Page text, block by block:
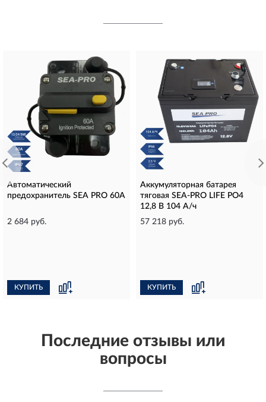
Автоматический
предохранитель SEA PRO 60А
2 684 руб.
КУПИТЬ
Аккумуляторная батарея
тяговая SEA-PRO LIFE PO4
12,8 В 104 А/ч
57 218 руб.
КУПИТЬ
Последние отзывы или
вопросы